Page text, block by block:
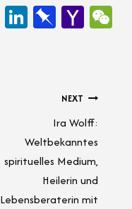
Re Li Pi
ar
d
Ya
ail
NEXT
Ira Wolff:
Weltbekanntes
spirituelles Medium,
Heilerin und
Lebensberaterin mit